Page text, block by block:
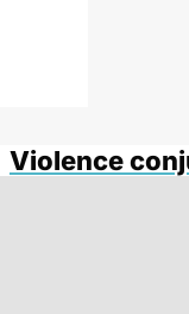
Violence